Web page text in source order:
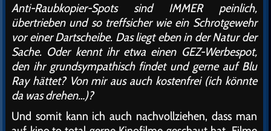
Anti-Raubkopier-Spots sind IMMER peinlich,
übertrieben und so treffsicher wie ein Schrotgewehr
vor einer Dartscheibe. Das liegt eben in der Natur der
Sache. Oder kennt ihr etwa einen GEZ-Werbespot,
den ihr grundsympathisch findet und gerne auf Blu
Ray hättet? Von mir aus auch kostenfrei (ich könnte
da was drehen…)?
Und somit kann ich auch nachvollziehen, dass man